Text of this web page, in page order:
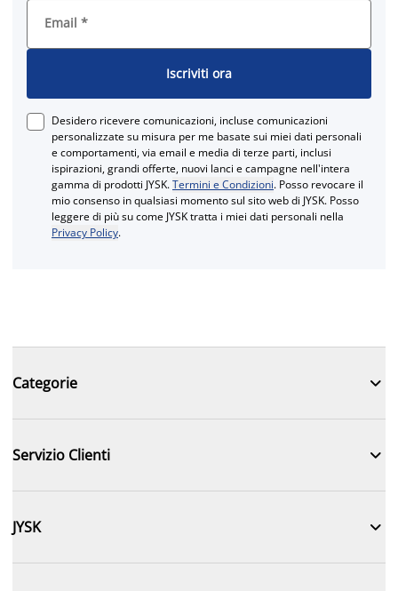
Email *
Iscriviti ora
Desidero ricevere comunicazioni, incluse comunicazioni
personalizzate su misura per me basate sui miei dati personali
e comportamenti, via email e media di terze parti, inclusi
ispirazioni, grandi offerte, nuovi lanci e campagne nell'intera
gamma di prodotti JYSK.Termini e Condizioni. Posso revocare il
mio consenso in qualsiasi momento sul sito web di JYSK. Posso
leggere di più su come JYSK tratta i miei dati personali nella
Privacy Policy.
Categorie 
Servizio Clienti 
JYSK 